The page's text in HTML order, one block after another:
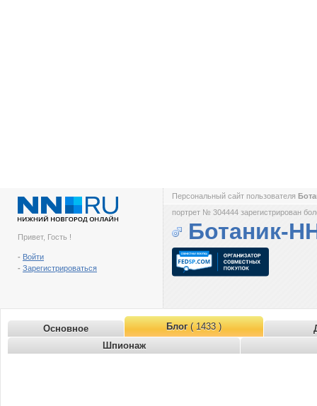
Привет, Гость !
- Войти
- Зарегистрироваться
Персональный сайт пользователя
портрет № 304444 зарегистрирован
Ботаник-
Основное Блог( 1433 )
Шпионаж